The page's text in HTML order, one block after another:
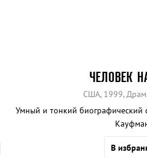
ЧЕЛОВЕК
США, 1999,
Умный и тонкий
В